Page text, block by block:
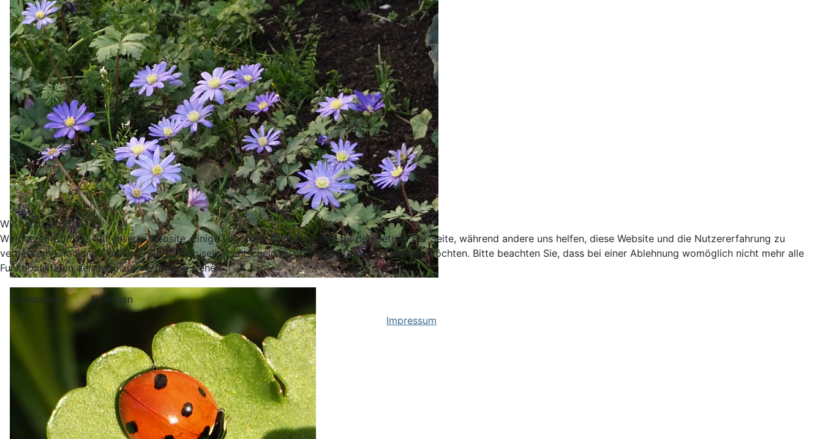
Wir benutzen Cookies
Wir nutzen Cookies auf unserer Website. Einige von ihnen sind essenziell für den Betrieb der Seite, während andere uns helfen, diese Website und die Nutzererfahrung zu
verbessern (Tracking Cookies). Sie können selbst entscheiden, ob Sie die Cookies zulassen möchten. Bitte beachten Sie, dass bei einer Ablehnung womöglich nicht mehr alle
Funktionalitäten der Seite zur Verfügung stehen.
Akzeptieren
Ablehnen
Impressum